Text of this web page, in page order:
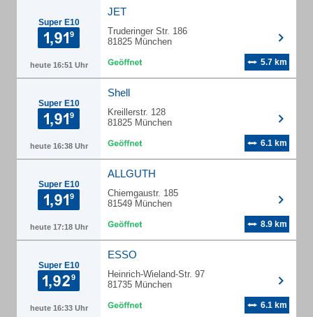
Super E10
heute 16:51 Uhr
JET
Truderinger Str. 186
81825 München
5.7 km
Super E10
heute 16:38 Uhr
Shell
Kreillerstr. 128
81825 München
6.1 km
Super E10
heute 17:18 Uhr
ALLGUTH
Chiemgaustr. 185
81549 München
8.9 km
Super E10
heute 16:33 Uhr
ESSO
Heinrich-Wieland-Str. 97
81735 München
6.1 km